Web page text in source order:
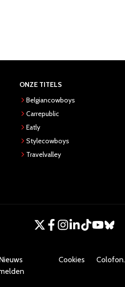
ONZE TITELS
Belgiancowboys
Carrepublic
Eatly
Stylecowboys
Travelvalley
Cookies Colofon.